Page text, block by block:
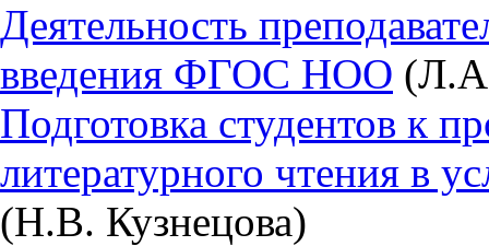
Деятельность
введения ФГОС НОО
Подготовка студентов к
литературного чтения в
(Н.В. Кузнецова)